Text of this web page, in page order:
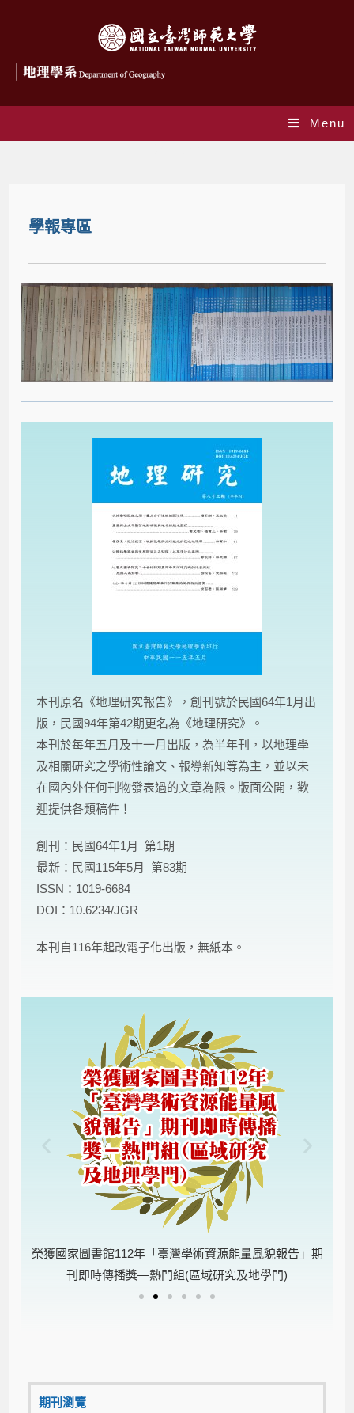
Menu
學報專區
本刊原名《地理研究報告》，創刊號於民國64年1月出
版，民國94年第42期更名為《地理研究》。
本刊於每年五月及十一月出版，為半年刊，以地理學
及相關研究之學術性論文、報導新知等為主，並以未
在國內外任何刊物發表過的文章為限。版面公開，歡
迎提供各類稿件！
創刊：民國64年1月 第1期
最新：民國115年5月 第83期
ISSN：1019-6684
DOI：10.6234/JGR
本刊自116年起改電子化出版，無紙本。
榮獲國家圖書館112年「臺灣學術資源能量風貌報告」期
刊即時傳播獎—熱門組(區域研究及地學門)
期刊瀏覽